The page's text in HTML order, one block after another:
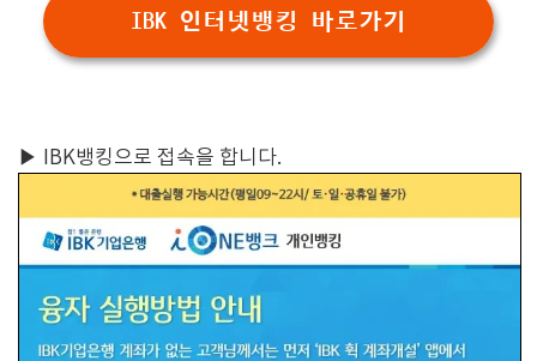
IBK 인터넷뱅킹 바로가기
▶ IBK뱅킹으로 접속을 합니다.